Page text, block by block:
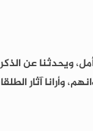
ويحدثنا عن
وأرانا آثار